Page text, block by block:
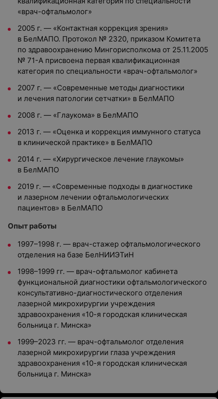
«врач-офтальмолог»
2005 г. — «Контактная коррекция зрения»
в БелМАПО. Протокол № 2320, приказом Комитета
по здравоохранению Мингорисполкома от 25.11.2005
№ 71-А присвоена первая квалификационная
категория по специальности «врач-офтальмолог»
2007 г. — «Современные методы диагностики
и лечения патологии сетчатки» в БелМАПО
2008 г. — «Глаукома» в БелМАПО
2013 г. — «Оценка и коррекция иммунного статуса
в клинической практике» в БелМАПО
2014 г. — «Хирургическое лечение глаукомы»
в БелМАПО
2019 г. — «Современные подходы в диагностике
и лазерном лечении офтальмологических
пациентов» в БелМАПО
Опыт работы
1997–1998 г. — врач-стажер офтальмологического
отделения на базе БелНИИЭТиН
1998–1999 гг. — врач-офтальмолог кабинета
функциональной диагностики офтальмологического
консультативно-диагностического отделения
лазерной микрохирургии учреждения
здравоохранения «10-я городская клиническая
больница г. Минска»
1999–2023 гг. — врач-офтальмолог отделения
лазерной микрохирургии глаза учреждения
здравоохранения «10-я городская клиническая
больница г. Минска»